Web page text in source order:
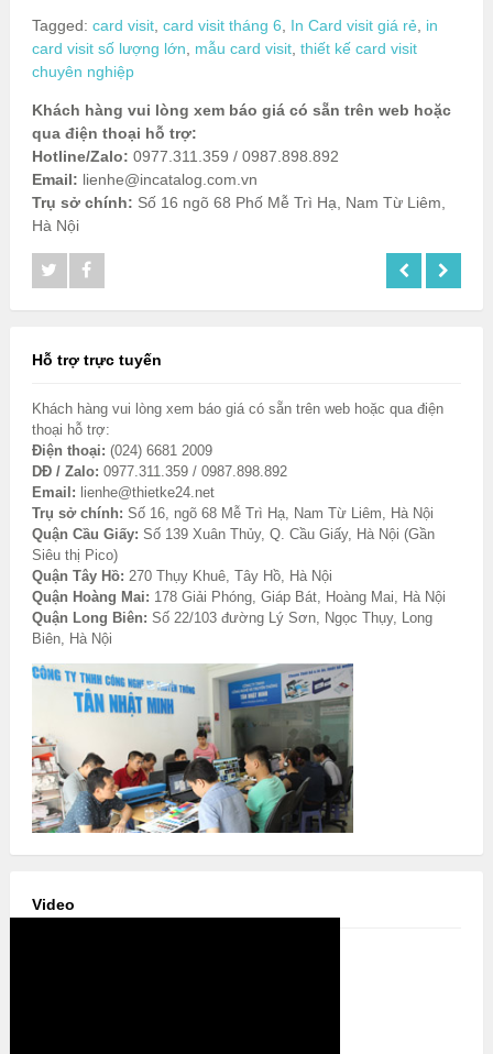
Tagged: card visit, card visit tháng 6, In Card visit giá rẻ, in
card visit số lượng lớn, mẫu card visit, thiết kế card visit
chuyên nghiệp
Khách hàng vui lòng xem báo giá có sẵn trên web hoặc
qua điện thoại hỗ trợ:
Hotline/Zalo: 0977.311.359 / 0987.898.892
Email: lienhe@incatalog.com.vn
Trụ sở chính: Số 16 ngõ 68 Phố Mễ Trì Hạ, Nam Từ Liêm,
Hà Nội
Hỗ trợ trực tuyến
Khách hàng vui lòng xem báo giá có sẵn trên web hoặc qua điện
thoại hỗ trợ:
Điện thoại: (024) 6681 2009
DĐ / Zalo: 0977.311.359 / 0987.898.892
Email: lienhe@thietke24.net
Trụ sở chính: Số 16, ngõ 68 Mễ Trì Hạ, Nam Từ Liêm, Hà Nội
Quận Cầu Giấy: Số 139 Xuân Thủy, Q. Cầu Giấy, Hà Nội (Gần
Siêu thị Pico)
Quận Tây Hồ: 270 Thụy Khuê, Tây Hồ, Hà Nội
Quận Hoàng Mai: 178 Giải Phóng, Giáp Bát, Hoàng Mai, Hà Nội
Quận Long Biên: Số 22/103 đường Lý Sơn, Ngọc Thụy, Long
Biên, Hà Nội
Video